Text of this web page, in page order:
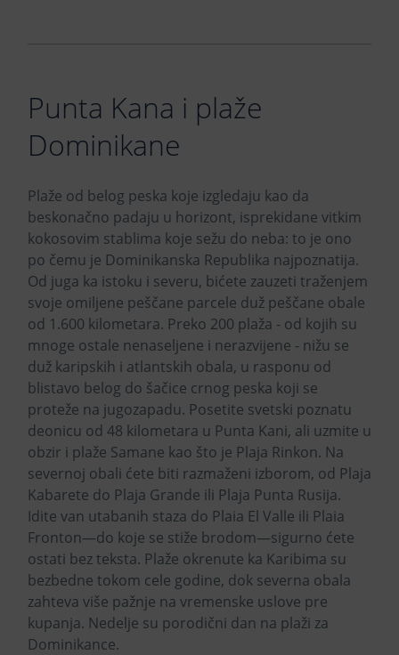
Punta Kana i plaže
Dominikane
Plaže od belog peska koje izgledaju kao da
beskonačno padaju u horizont, isprekidane vitkim
kokosovim stablima koje sežu do neba: to je ono
po čemu je Dominikanska Republika najpoznatija.
Od juga ka istoku i severu, bićete zauzeti traženjem
svoje omiljene peščane parcele duž peščane obale
od 1.600 kilometara. Preko 200 plaža - od kojih su
mnoge ostale nenaseljene i nerazvijene - nižu se
duž karipskih i atlantskih obala, u rasponu od
blistavo belog do šačice crnog peska koji se
proteže na jugozapadu. Posetite svetski poznatu
deonicu od 48 kilometara u Punta Kani, ali uzmite u
obzir i plaže Samane kao što je Plaja Rinkon. Na
severnoj obali ćete biti razmaženi izborom, od Plaja
Kabarete do Plaja Grande ili Plaja Punta Rusija.
Idite van utabanih staza do Plaia El Valle ili Plaia
Fronton—do koje se stiže brodom—sigurno ćete
ostati bez teksta. Plaže okrenute ka Karibima su
bezbedne tokom cele godine, dok severna obala
zahteva više pažnje na vremenske uslove pre
kupanja. Nedelje su porodični dan na plaži za
Dominikance.